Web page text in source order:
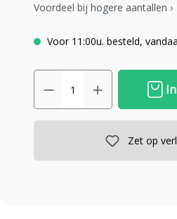
Voordeel bij hogere aantallen ›
Voor 11:00u. besteld,
Zet op